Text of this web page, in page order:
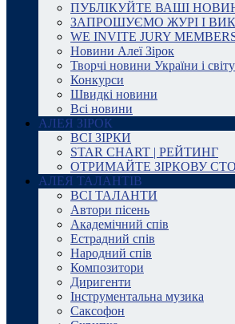
ПУБЛІКУЙТЕ ВАШІ
ЗАПРОШУЄМО ЖУРІ І
WE INVITE JURY
Новини Алеї Зірок
Творчі новини України і світу
Конкурси
Швидкі новини
Всі новини
АЛЕЯ ЗІРОК
ВСІ ЗІРКИ
STAR CHART | РЕЙТИНГ
ОТРИМАЙТЕ ЗІРКОВУ
АЛЕЯ ТАЛАНТІВ
ВСІ ТАЛАНТИ
Автори пісень
Академічний спів
Естрадний спів
Народний спів
Композитори
Диригенти
Інструментальна музика
Саксофон